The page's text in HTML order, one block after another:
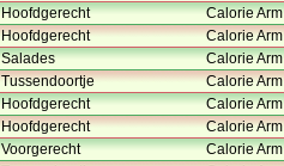
Hoofdgerecht
Calorie Arm
Hoofdgerecht
Calorie Arm
Salades
Calorie Arm
Tussendoortje
Calorie Arm
Hoofdgerecht
Calorie Arm
Hoofdgerecht
Calorie Arm
Voorgerecht
Calorie Arm